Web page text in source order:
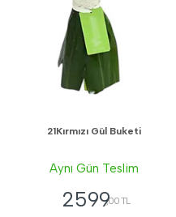
21Kırmızı Gül Buketi
Aynı Gün Teslim
2599,00 TL